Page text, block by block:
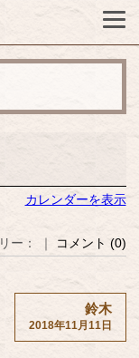
カレンダーを表示
ー： ｜ コメント (0)
鈴木
2018年11月11日